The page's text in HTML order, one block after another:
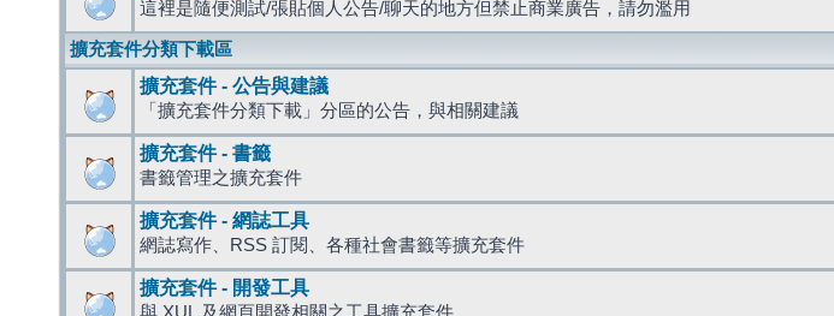
這裡是隨便測試/張貼個人公告/聊天的地方但禁止商業廣告，請勿濫用
擴充套件分類下載區
擴充套件 - 公告與建議
「擴充套件分類下載」分區的公告，與相關建議
擴充套件 - 書籤
書籤管理之擴充套件
擴充套件 - 網誌工具
網誌寫作、RSS 訂閱、各種社會書籤等擴充套件
擴充套件 - 開發工具